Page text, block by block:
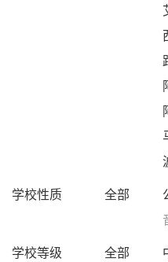
学校性质
全部
学校等级
全部